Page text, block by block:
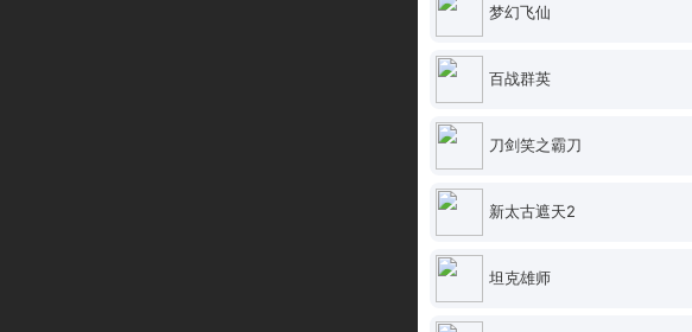
梦幻飞仙
百战群英
刀剑笑之霸刀
新太古遮天2
坦克雄师